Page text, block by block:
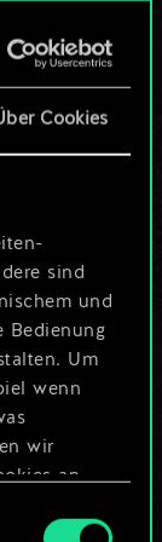
Cookies
sind
und
Bedienung
Um
wenn
wir
an
nur